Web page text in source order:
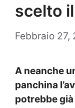
scelto
Febbraio 27,
A neanche
panchina
potrebbe